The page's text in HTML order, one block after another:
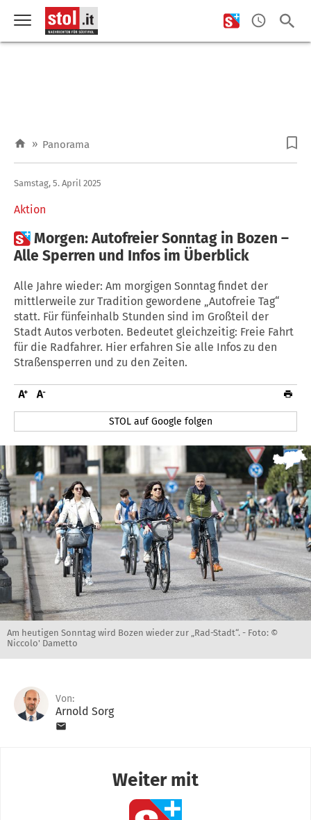
» Panorama
Aktion
Samstag, 5. April 2025
Morgen: Autofreier Sonntag in Bozen –
Alle Sperren und Infos im Überblick
Alle Jahre wieder: Am morgigen Sonntag findet der
mittlerweile zur Tradition gewordene „Autofreie Tag“
statt. Für fünfeinhalb Stunden sind im Großteil der
Stadt Autos verboten. Bedeutet gleichzeitig: Freie Fahrt
für die Radfahrer. Hier erfahren Sie alle Infos zu den
Straßensperren und zu den Zeiten.
STOL auf Google folgen
Am heutigen Sonntag wird Bozen wieder zur „Rad-Stadt“. - Foto: ©
Niccolo' Dametto
Von:
Arnold Sorg